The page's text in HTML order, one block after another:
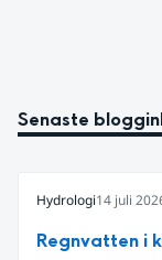
Senaste
Hydrologi14 juli
Regnvatten i